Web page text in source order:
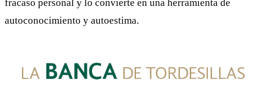
fracaso personal y lo convierte en una herramienta de
autoconocimiento y autoestima.